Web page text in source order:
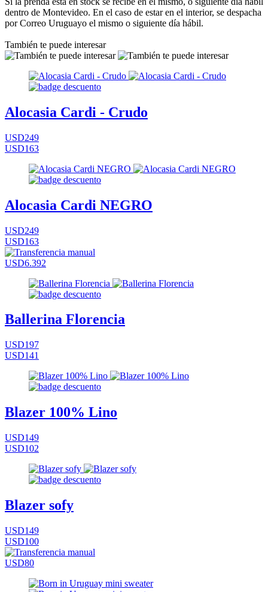
dentro de Montevideo. En el caso de estar en el interior, se despacha
por Correo Uruguayo el mismo o siguiente día hábil.
También te puede interesar
Alocasia Cardi - Crudo
USD249
USD163
Alocasia Cardi NEGRO
USD249
USD163
USD6.392
Ballerina Florencia
USD197
USD141
Blazer 100% Lino
USD149
USD102
Blazer sofy
USD149
USD100
USD80